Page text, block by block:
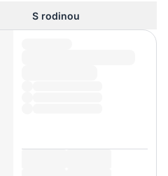
S rodinou